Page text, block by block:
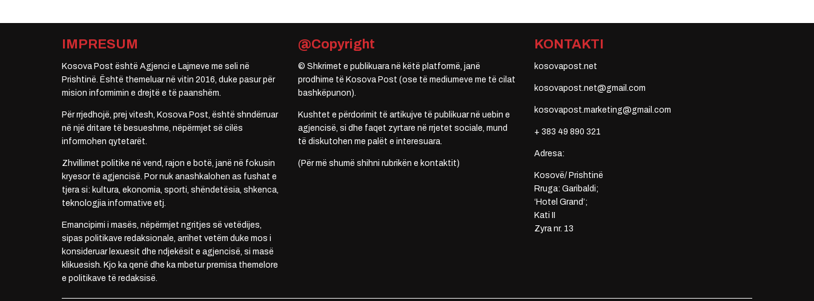
IMPRESUM
Kosova Post është Agjenci e Lajmeve me seli në
Prishtinë. Është themeluar në vitin 2016, duke pasur për
mision informimin e drejtë e të paanshëm.
Për rrjedhojë, prej vitesh, Kosova Post, është shndërruar
në një dritare të besueshme, nëpërmjet së cilës
informohen qytetarët.
Zhvillimet politike në vend, rajon e botë, janë në fokusin
kryesor të agjencisë. Por nuk anashkalohen as fushat e
tjera si: kultura, ekonomia, sporti, shëndetësia, shkenca,
teknologjia informative etj.
Emancipimi i masës, nëpërmjet ngritjes së vetëdijes,
sipas politikave redaksionale, arrihet vetëm duke mos i
konsideruar lexuesit dhe ndjekësit e agjencisë, si masë
klikuesish. Kjo ka qenë dhe ka mbetur premisa themelore
e politikave të redaksisë.
@Copyright
© Shkrimet e publikuara në këtë platformë, janë
prodhime të Kosova Post (ose të mediumeve me të cilat
bashkëpunon).
Kushtet e përdorimit të artikujve të publikuar në uebin e
agjencisë, si dhe faqet zyrtare në rrjetet sociale, mund
të diskutohen me palët e interesuara.
(Për më shumë shihni rubrikën e kontaktit)
KONTAKTI
kosovapost.net
kosovapost.net@gmail.com
kosovapost.marketing@gmail.com
+ 383 49 890 321
Adresa:
Kosovë/ Prishtinë
Rruga: Garibaldi;
‘Hotel Grand’;
Kati II
Zyra nr. 13